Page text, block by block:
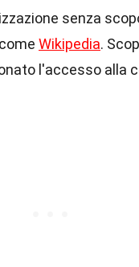
senza
Wikipedia.
l'accesso alla